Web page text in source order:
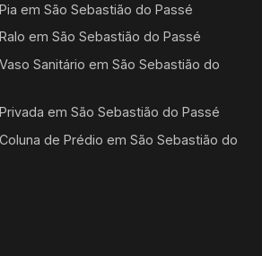
em São Sebastião do Passé
em São Sebastião do Passé
Sanitário em São Sebastião do
em São Sebastião do Passé
de Prédio em São Sebastião do